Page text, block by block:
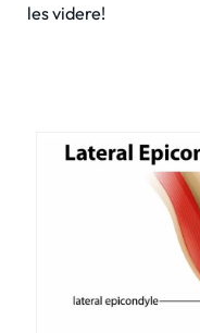
les videre!